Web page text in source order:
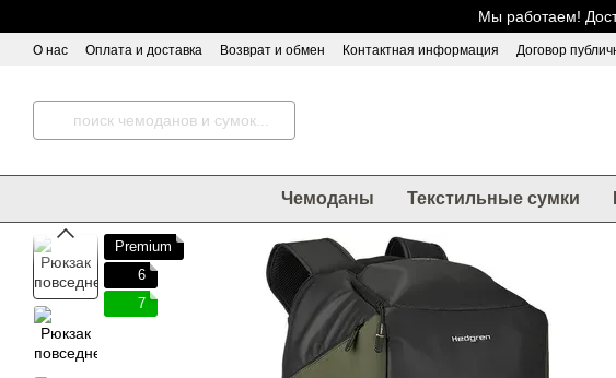
Мы работаем!
О нас Оплата и доставка Возврат и обмен Контактная информация Договор
Чемоданы Текстильные сумки
Premium
6
7